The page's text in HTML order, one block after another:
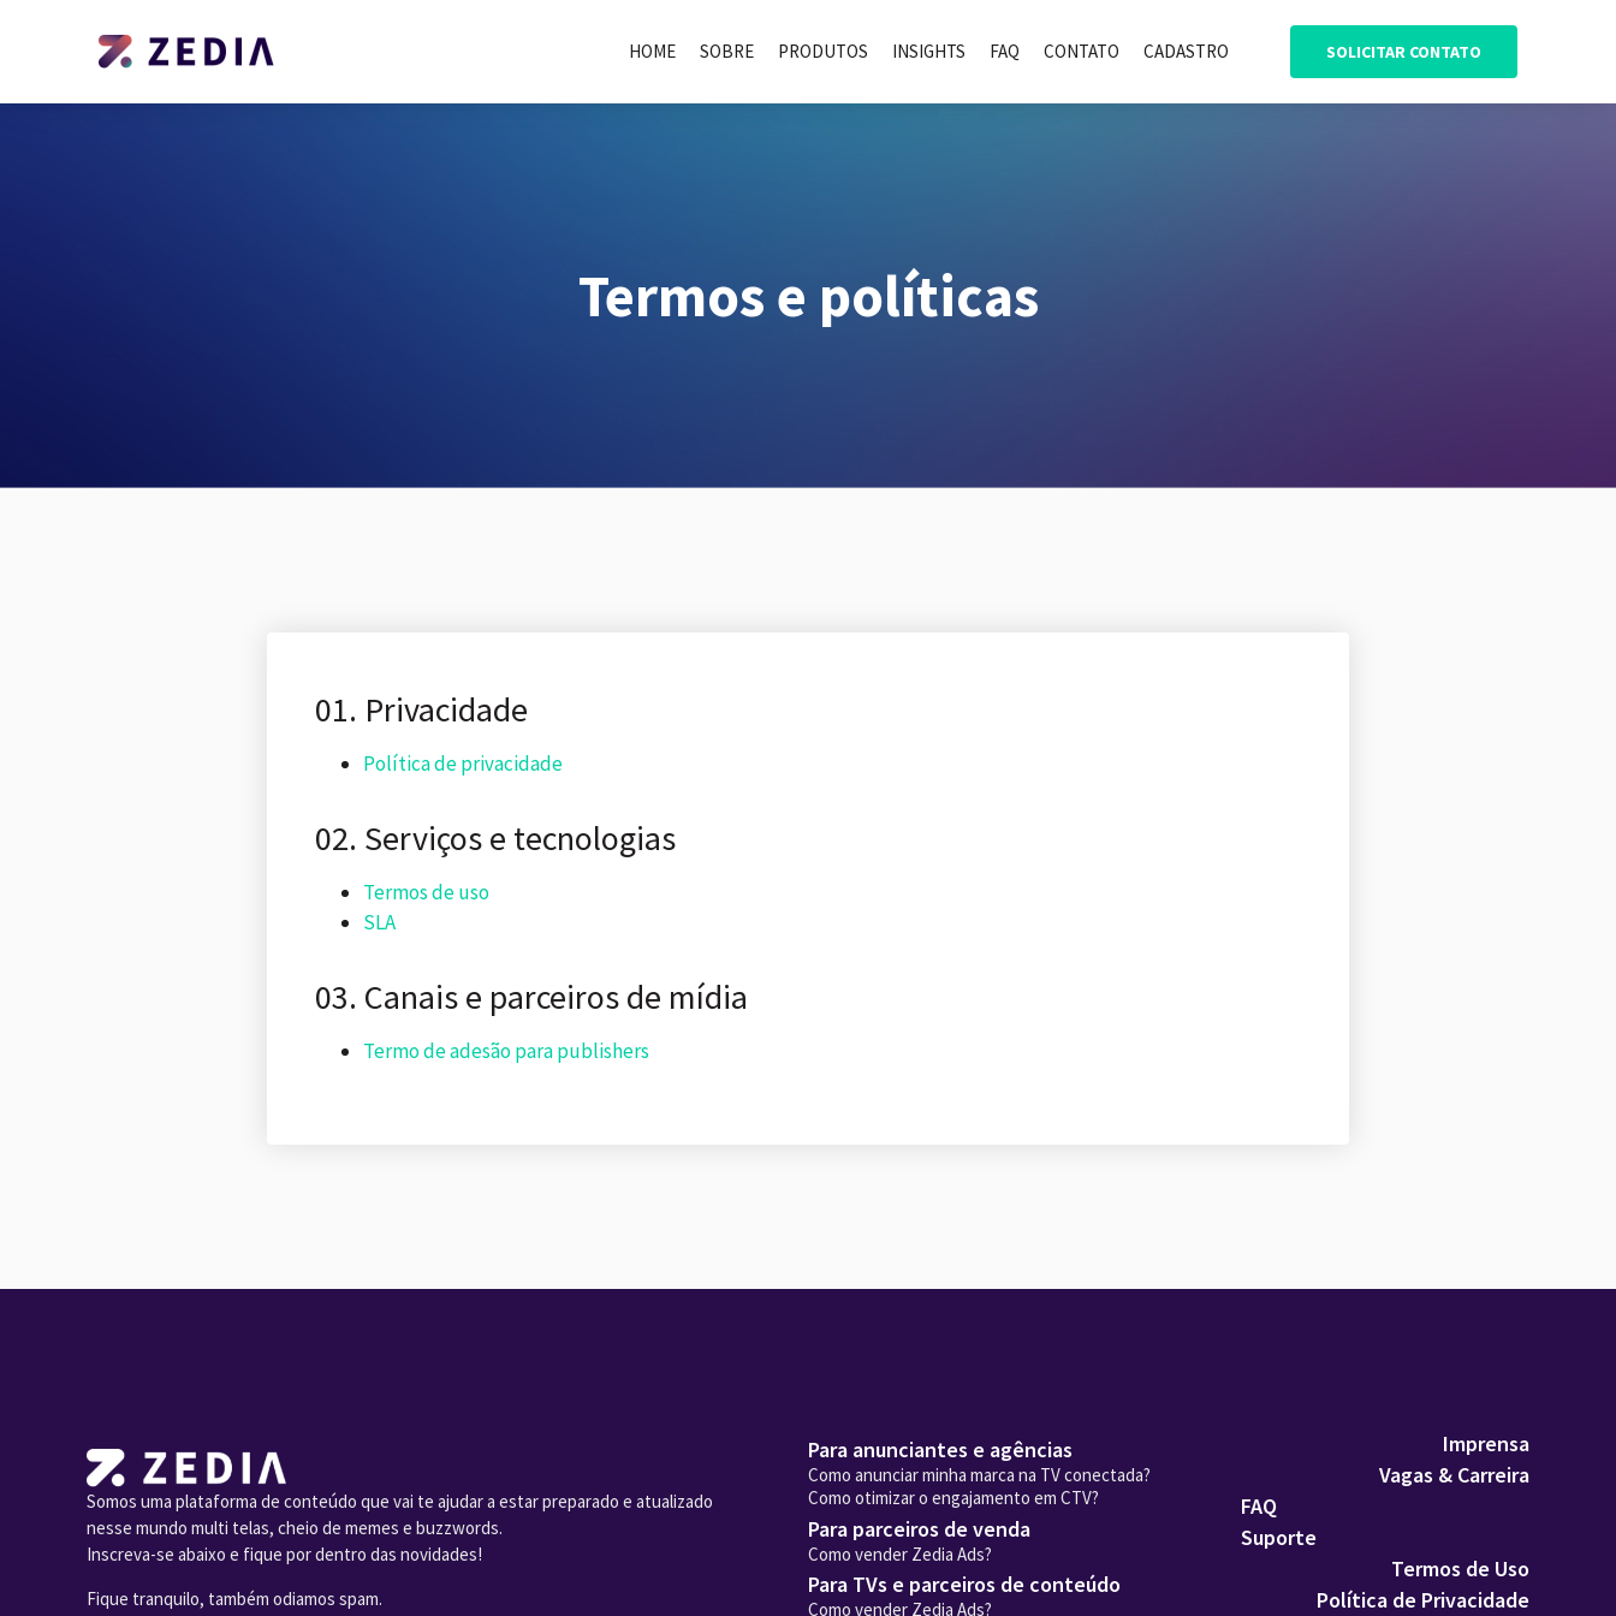
HOME SOBRE PRODUTOS INSIGHTS FAQ CONTATO CADASTRO SOLICITAR CONTATO
Termos e políticas
01. Privacidade
Política de privacidade
02. Serviços e tecnologias
Termos de uso
SLA
03. Canais e parceiros de mídia
Termo de adesão para publishers
Somos uma plataforma de conteúdo que vai te ajudar a estar preparado e atualizado
nesse mundo multi telas, cheio de memes e buzzwords.
Inscreva-se abaixo e fique por dentro das novidades!
Fique tranquilo, também odiamos spam.
Para anunciantes e agências
Como anunciar minha marca na TV conectada?
Como otimizar o engajamento em CTV?
Para parceiros de venda
Como vender Zedia Ads?
Para TVs e parceiros de conteúdo
Como vender Zedia Ads?
Imprensa
Vagas & Carreira
FAQ
Suporte
Termos de Uso
Política de Privacidade